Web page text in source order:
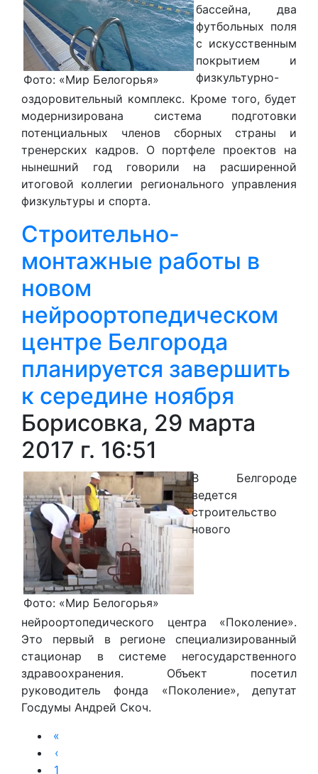
Фото: «Мир Белогорья»
бассейна, два
футбольных поля
с искусственным
покрытием и
физкультурно-
оздоровительный комплекс. Кроме того, будет
модернизирована система подготовки
потенциальных членов сборных страны и
тренерских кадров. О портфеле проектов на
нынешний год говорили на расширенной
итоговой коллегии регионального управления
физкультуры и спорта.
Строительно-
монтажные работы в
новом
нейроортопедическом
центре Белгорода
планируется завершить
к середине ноября
Борисовка, 29 марта
2017 г. 16:51
Фото: «Мир Белогорья»
В Белгороде
ведется
строительство
нового
нейроортопедического центра «Поколение».
Это первый в регионе специализированный
стационар в системе негосударственного
здравоохранения. Объект посетил
руководитель фонда «Поколение», депутат
Госдумы Андрей Скоч.
«
‹
1